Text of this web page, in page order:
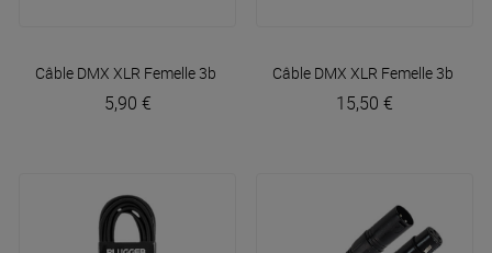
Câble DMX XLR Femelle 3b - XLR Mâle 3b 1m50 EasyPlugger
5,90 €
Câble DMX XLR Femelle 3b -
15,50 €